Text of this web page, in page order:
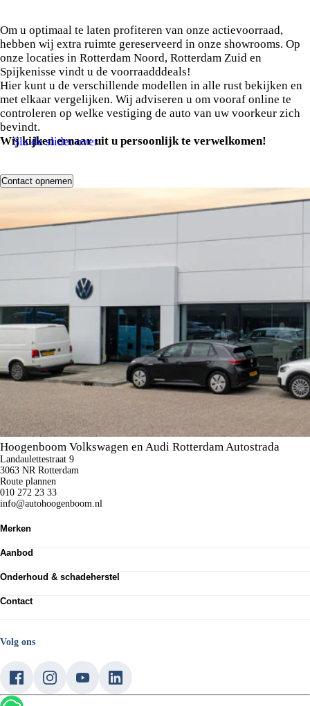
Om u optimaal te laten profiteren van onze actievoorraad,
hebben wij extra ruimte gereserveerd in onze showrooms. Op
onze locaties in Rotterdam Noord, Rotterdam Zuid en
Spijkenisse vindt u de voorraadddeals!
Hier kunt u de verschillende modellen in alle rust bekijken en
met elkaar vergelijken. Wij adviseren u om vooraf online te
controleren op welke vestiging de auto van uw voorkeur zich
bevindt.
Wij kijken ernaar uit u persoonlijk te verwelkomen!
Contact opnemen
Sla de slider over
Hoogenboom Volkswagen en Audi Rotterdam Autostrada
Landaulettestraat 9
3063 NR Rotterdam
Route plannen
010 272 23 33
info@autohoogenboom.nl
Merken
Audi
Škoda
CUPRA
Aanbod
Voorraad nieuw
Private lease
Acties
Laadpaal & laadpas
Onderhoud & schadeherstel
APK keuring
Service en onderhoud
Contact
Werken bij Hoogenboom
Over ons
Service blogs
Eu Data Act
Volg ons